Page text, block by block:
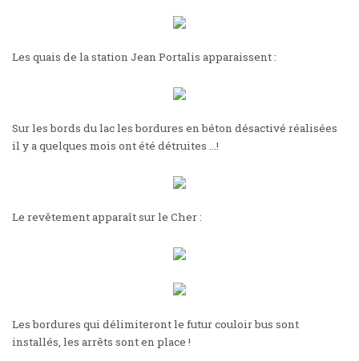
Les quais de la station Jean Portalis apparaissent :
Sur les bords du lac les bordures en béton désactivé réalisées
il y a quelques mois ont été détruites …!
Le revêtement apparaît sur le Cher :
Les bordures qui délimiteront le futur couloir bus sont
installés, les arrêts sont en place !